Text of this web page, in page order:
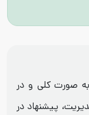
صورت کلی و در
پیشنهاد در